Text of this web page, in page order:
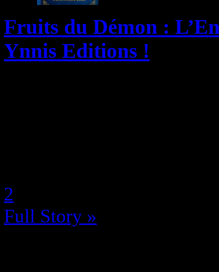
Fruits du Démon :
Ynnis Editions !
2
Full Story »